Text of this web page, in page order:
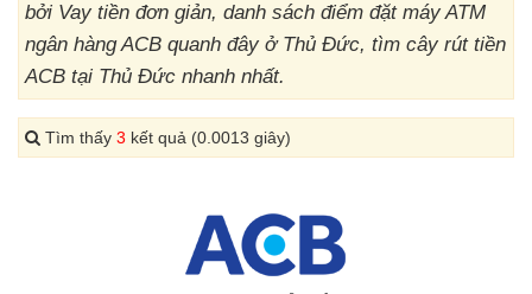
bởi Vay tiền đơn giản, danh sách điểm đặt máy ATM
ngân hàng ACB quanh đây ở Thủ Đức, tìm cây rút tiền
ACB tại Thủ Đức nhanh nhất.
Tìm thấy 3 kết quả (0.0013 giây)